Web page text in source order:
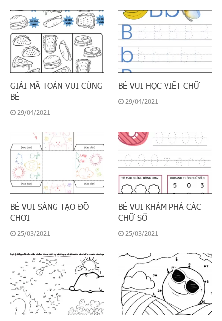
GIẢI MÃ TOÁN VUI CÙNG
BÉ
29/04/2021
BÉ VUI HỌC VIẾT CHỮ
29/04/2021
BÉ VUI SÁNG TẠO ĐỒ
CHƠI
25/03/2021
BÉ VUI KHÁM PHÁ CÁC
CHỮ SỐ
25/03/2021